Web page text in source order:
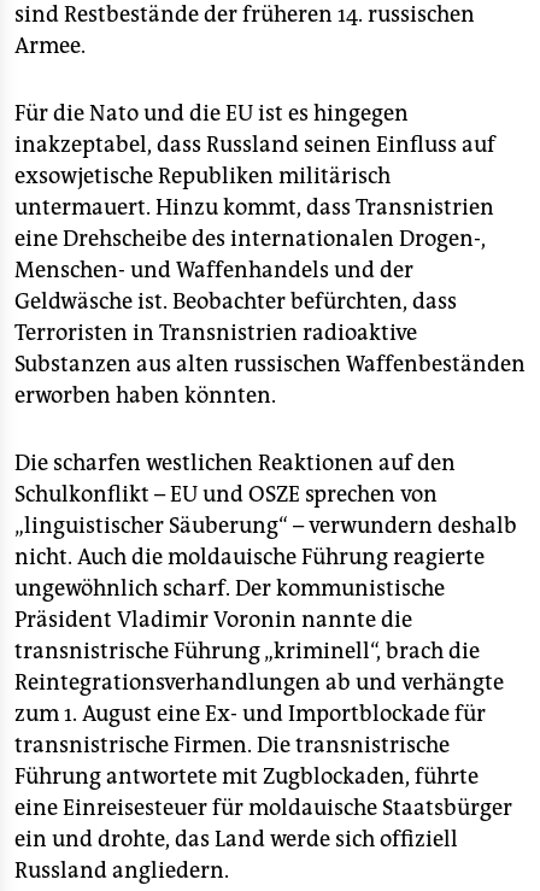
sind Restbestände der früheren 14. russischen
Armee.
Für die Nato und die EU ist es hingegen
inakzeptabel, dass Russland seinen Einfluss auf
exsowjetische Republiken militärisch
untermauert. Hinzu kommt, dass Transnistrien
eine Drehscheibe des internationalen Drogen-,
Menschen- und Waffenhandels und der
Geldwäsche ist. Beobachter befürchten, dass
Terroristen in Transnistrien radioaktive
Substanzen aus alten russischen Waffenbeständen
erworben haben könnten.
Die scharfen westlichen Reaktionen auf den
Schulkonflikt – EU und OSZE sprechen von
„linguistischer Säuberung“ – verwundern deshalb
nicht. Auch die moldauische Führung reagierte
ungewöhnlich scharf. Der kommunistische
Präsident Vladimir Voronin nannte die
transnistrische Führung „kriminell“, brach die
Reintegrationsverhandlungen ab und verhängte
zum 1. August eine Ex- und Importblockade für
transnistrische Firmen. Die transnistrische
Führung antwortete mit Zugblockaden, führte
eine Einreisesteuer für moldauische Staatsbürger
ein und drohte, das Land werde sich offiziell
Russland angliedern.